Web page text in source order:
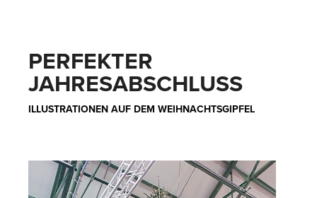
PERFEKTER
JAHRESABSCHLUSS
ILLUSTRATIONEN AUF DEM WEIHNACHTSGIPFEL